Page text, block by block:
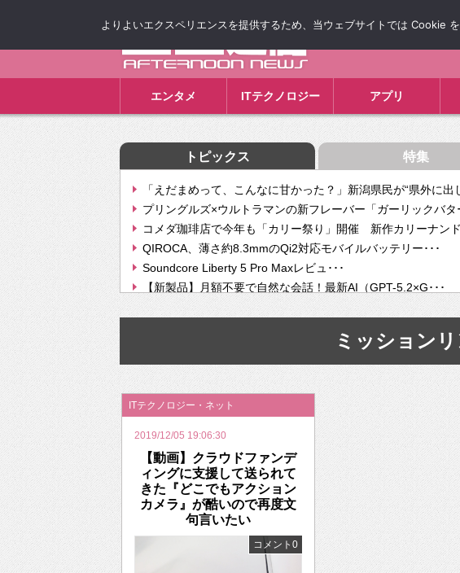
エンタメ ITテクノロジー アプリ
トピックス 特集
「えだまめって、こんなに甘かった？」新潟県民が“県外に出
プリングルズ×ウルトラマンの新フレーバー「ガーリックバタ
コメダ珈琲店で今年も「カリー祭り」開催 新作カリーナン
QIROCA、薄さ約8.3mmのQi2対応モバイルバッテリー･･･
Soundcore Liberty 5 Pro Maxレビュ･･･
【新製品】月額不要で自然な会話！最新AI（GPT-5.2×G･･･
【次世代の没入感と生産性】VITURE Luma Ultra･･･
挫折率8割の壁をAIで突破。ジャストシステム、”自分が今話し
2026年のバレンタインは「自分で作って、想いを渡す」 TE･
ミッションリ
ITテクノロジー・ネット
2019/12/05 19:06:30
【動画】クラウドファンデ
ィングに支援して送られて
きた『どこでもアクション
カメラ』が酷いので再度文
句言いたい
コメント0
よりよいエクスペリエンスを提供するため、当ウェブサイトでは Cookie